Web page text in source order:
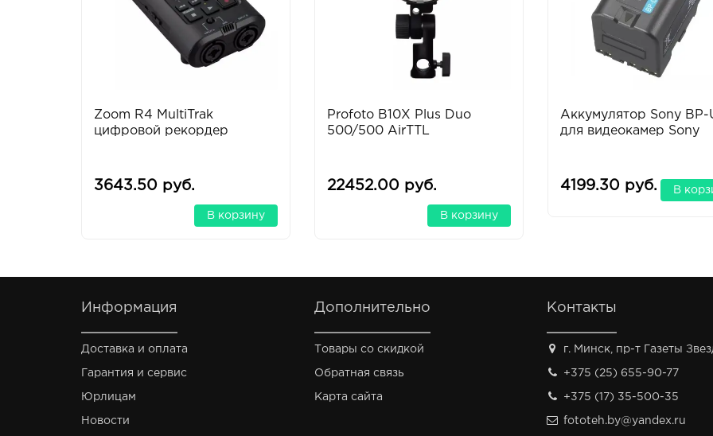
Zoom R4 MultiTrak
цифровой рекордер
3643.50 руб.
В корзину
Profoto B10X Plus Duo
500/500 AirTTL
22452.00 руб.
В корзину
Аккумулятор Sony BP-
для видеокамер Sony
4199.30 руб. В
Информация
Доставка и оплата
Гарантия и сервис
Юрлицам
Новости
Дополнительно
Товары со скидкой
Обратная связь
Карта сайта
Контакты
г. Минск, пр-т Газеты
+375 (25) 655-90-77
+375 (17) 35-500-35
fototeh.by@yandex.ru